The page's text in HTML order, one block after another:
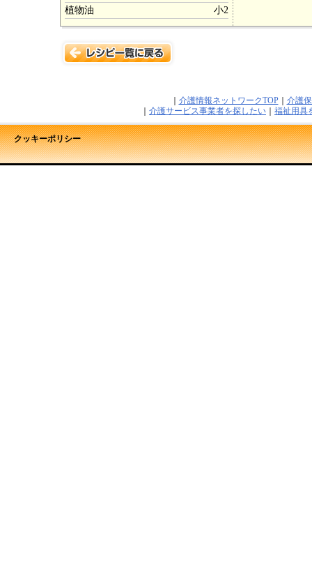
植物油
小2
介護情報ネットワークTOP｜ 介護
介護サービス事業者を探したい 福祉用具
クッキーポリシー